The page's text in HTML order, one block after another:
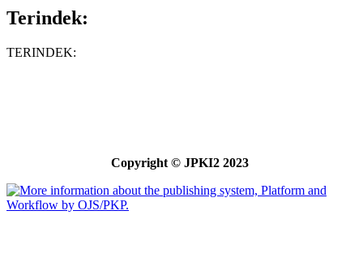
Terindek:
TERINDEK:
Copyright © JPKI2 2023